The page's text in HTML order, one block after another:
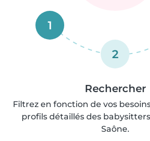
1
2
Rechercher
Filtrez en fonction de vos
profils détaillés des
Saône.